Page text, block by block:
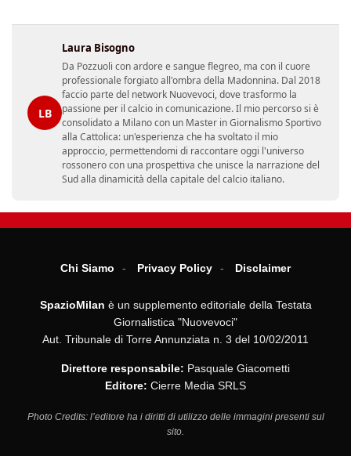
LB
Laura Bisogno
Da Pozzuoli con ardore e sangue flegreo, ma con il cuore
professionale forgiato all'ombra della Madonnina. Dal 2018
faccio parte del network Nuovevoci, dove trasformo la
passione per il calcio in comunicazione. Il mio percorso si è
consolidato a Milano con un Master in Giornalismo Sportivo
alla Cattolica: un'esperienza che ha svoltato il mio
approccio, permettendomi di raccontare oggi l'universo
rossonero con una prospettiva che unisce la narrazione del
Sud alla dinamicità della capitale del calcio italiano.
Chi Siamo Privacy Policy Disclaimer
SpazioMilan è un supplemento editoriale della Testata
Giornalistica "Nuovevoci"
Aut. Tribunale di Torre Annunziata n. 3 del 10/02/2011
Direttore responsabile: Pasquale Giacometti
Editore: Cierre Media SRLS
Photo Credits: l’editore ha i diritti di utilizzo delle immagini presenti sul
sito.